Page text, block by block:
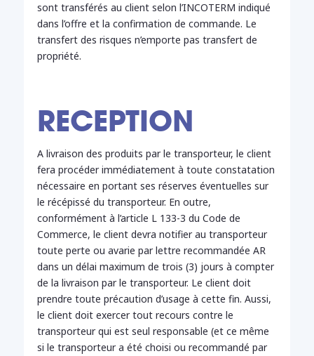
sont transférés au client selon l’INCOTERM indiqué
dans l’offre et la confirmation de commande. Le
transfert des risques n’emporte pas transfert de
propriété.
RECEPTION
A livraison des produits par le transporteur, le client
fera procéder immédiatement à toute constatation
nécessaire en portant ses réserves éventuelles sur
le récépissé du transporteur. En outre,
conformément à l’article L 133-3 du Code de
Commerce, le client devra notifier au transporteur
toute perte ou avarie par lettre recommandée AR
dans un délai maximum de trois (3) jours à compter
de la livraison par le transporteur. Le client doit
prendre toute précaution d’usage à cette fin. Aussi,
le client doit exercer tout recours contre le
transporteur qui est seul responsable (et ce même
si le transporteur a été choisi ou recommandé par